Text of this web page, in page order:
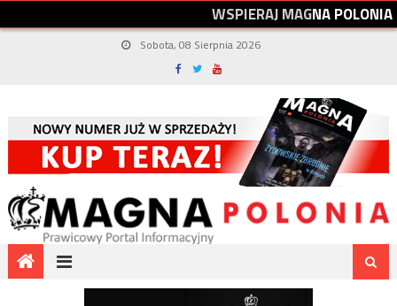
WSPIERAJMAGNAPOLONIA
Sobota, 08 Sierpnia 2026